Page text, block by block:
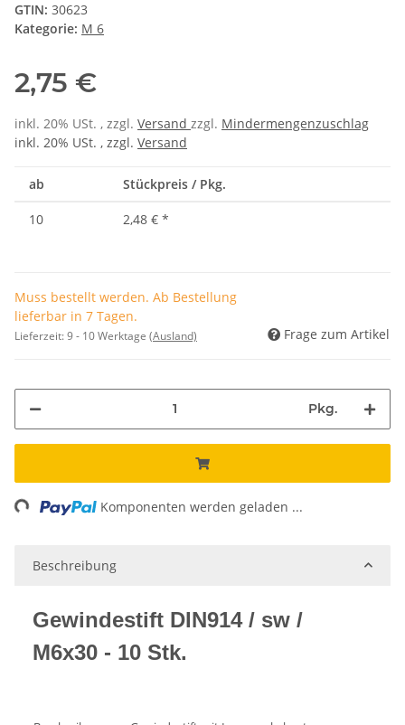
GTIN: 30623
Kategorie: M 6
2,75 €
inkl. 20% USt. , zzgl. Versand zzgl. Mindermengenzuschlag
inkl. 20% USt. , zzgl. Versand
ab Stückpreis / Pkg.
10 2,48 € *
Muss bestellt werden. Ab Bestellung
lieferbar in 7 Tagen.
Lieferzeit:9 - 10 Werktage (Ausland) Frage zum Artikel
Pkg.
Komponenten werden geladen ...
Beschreibung
Gewindestift DIN914 / sw /
M6x30 - 10 Stk.